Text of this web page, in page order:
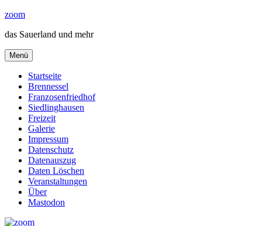
Zum
springen
zoom
das Sauerland und mehr
Menü
Startseite
Brennessel
Franzosenfriedhof
Siedlinghausen
Freizeit
Galerie
Impressum
Datenschutz
Datenauszug
Daten Löschen
Veranstaltungen
Über
Mastodon